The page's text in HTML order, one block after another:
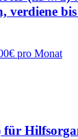
verdiene
pro Monat
für